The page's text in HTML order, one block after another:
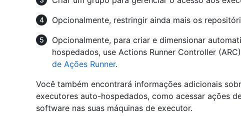
Opcionalmente, restringir ainda mais os
Opcionalmente, para criar e dimensionar
hospedados, use Actions Runner Controller
de Ações Runner.
Você também encontrará informações adicionais
executores auto-hospedados, como acessar ações
software nas suas máquinas de executor.